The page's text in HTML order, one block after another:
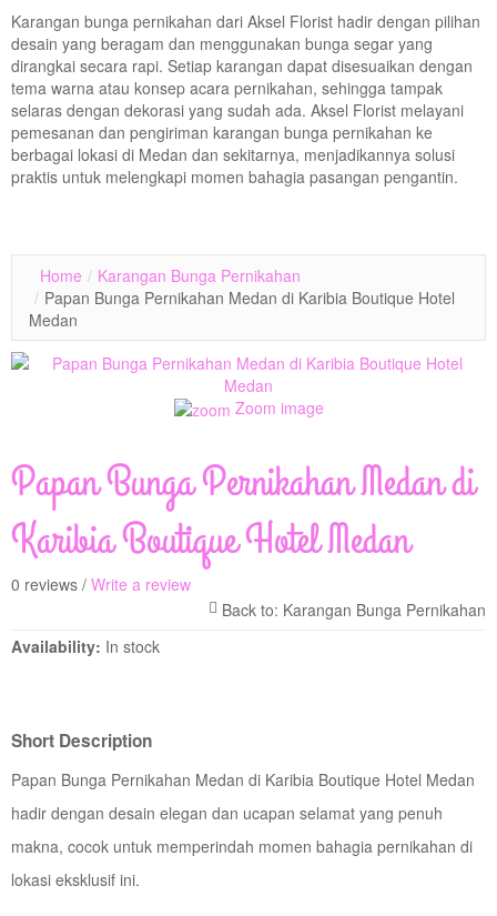
Karangan bunga pernikahan dari Aksel Florist hadir dengan pilihan
desain yang beragam dan menggunakan bunga segar yang
dirangkai secara rapi. Setiap karangan dapat disesuaikan dengan
tema warna atau konsep acara pernikahan, sehingga tampak
selaras dengan dekorasi yang sudah ada. Aksel Florist melayani
pemesanan dan pengiriman karangan bunga pernikahan ke
berbagai lokasi di Medan dan sekitarnya, menjadikannya solusi
praktis untuk melengkapi momen bahagia pasangan pengantin.
Home / Karangan Bunga Pernikahan
/ Papan Bunga Pernikahan Medan di Karibia Boutique Hotel
Medan
Zoom image
Papan Bunga Pernikahan Medan di
Karibia Boutique Hotel Medan
0 reviews / Write a review
Availability: In stock
Short Description
Papan Bunga Pernikahan Medan di Karibia Boutique Hotel Medan
hadir dengan desain elegan dan ucapan selamat yang penuh
makna, cocok untuk memperindah momen bahagia pernikahan di
lokasi eksklusif ini.